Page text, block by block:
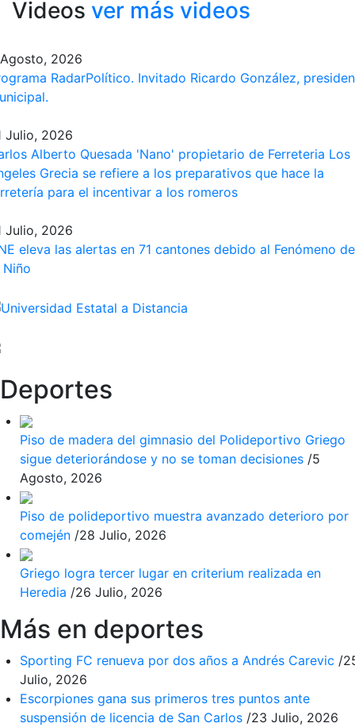
Videos ver más videos
2026
RadarPolítico​. Invitado Ricardo González,
Julio, 2026
Alberto Quesada 'Nano' propietario de Ferreteria Los
Grecia se refiere a los preparativos que hace la
para el incentivar a los romeros
Julio, 2026
eleva las alertas en 71 cantones debido al Fenómeno de
Niño
Deportes
Piso de madera del gimnasio del Polideportivo Griego
sigue deteriorándose y no se toman decisiones /5
Agosto, 2026
Piso de polideportivo muestra avanzado deterioro por
comején /28 Julio, 2026
Griego logra tercer lugar en criterium realizada en
Heredia /26 Julio, 2026
Más en deportes
Sporting FC renueva por dos años a Andrés Carevic /
Julio, 2026
Escorpiones gana sus primeros tres puntos ante
suspensión de licencia de San Carlos /23 Julio, 2026